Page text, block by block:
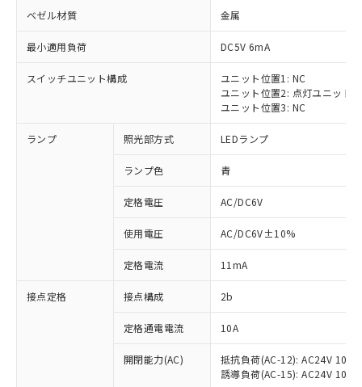
ベゼル材質 金属
最小適用負荷 DC5V 6mA
スイッチユニット構成
ユニット位置1: NC
ユニット位置2: 点灯ユニット
ユニット位置3: NC
ランプ 照光部方式 LEDランプ
ランプ色 青
定格電圧 AC/DC6V
使用電圧 AC/DC6V±10%
定格電流 11mA
接点定格 接点構成 2b
定格通電電流 10A
開閉能力(AC)
抵抗負荷(AC-12): AC24V 10A/
誘導負荷(AC-15): AC24V
ご利用条件
以下の条件をお読みいただき、同意のうえ
ご利用ください。
本サービスは、当社制御機器事業取扱
商品の当社在庫状況および標準価格
(税抜)を提供させていただくもので
当社制御機器事業取扱商品の中には、
対応済み：EU RoHS指令（10物質）の
非含有に対応した製品が提供可能な商品で
対応予定：EU RoHS指令（10物質）の非含
有に対応した製品に切り替える予定のある
対応予定なし：EU RoHS指令（10物質）の
非含有に非対応の商品で、対応品を出す予
調査・確認中：EU RoHS指令（10物質）の
非含有の対応状況を調査中または確認中の
非該当品：ライセンス料など無形物で、有
害物質有無と関係のない商品です。
仕入先様の事情により、非含有部品として
「○」：最大均質材料含有率が中国RoHSの
基準値以下であることを示します。
「×」：最大均質材料含有率が中国RoHSの